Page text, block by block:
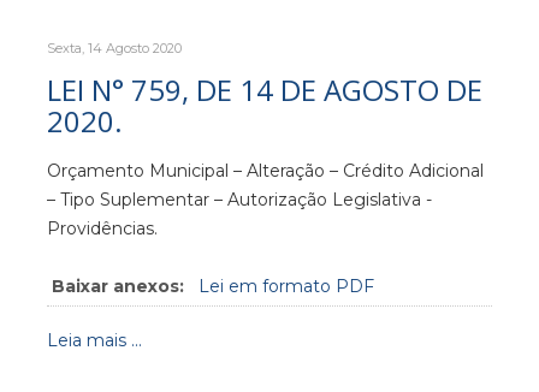
Sexta, 14 Agosto 2020
LEI N° 759, DE 14 DE AGOSTO DE
2020.
Orçamento Municipal – Alteração – Crédito Adicional
– Tipo Suplementar – Autorização Legislativa -
Providências.
Baixar anexos: Lei em formato PDF
Leia mais ...